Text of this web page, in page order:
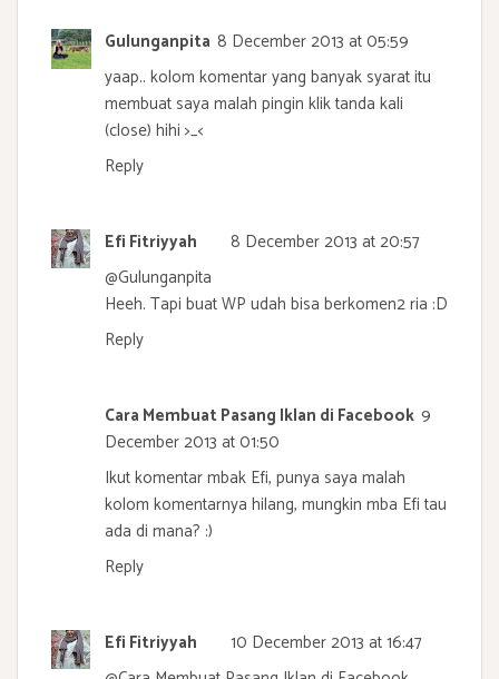
Gulunganpita 8 December 2013 at 05:59
yaap.. kolom komentar yang banyak syarat itu
membuat saya malah pingin klik tanda kali
(close) hihi >_<
Reply
Efi Fitriyyah
8 December 2013 at 20:57
@Gulunganpita
Heeh. Tapi buat WP udah bisa berkomen2 ria :D
Reply
Cara Membuat Pasang Iklan di Facebook 9
December 2013 at 01:50
Ikut komentar mbak Efi, punya saya malah
kolom komentarnya hilang, mungkin mba Efi tau
ada di mana? :)
Reply
Efi Fitriyyah
10 December 2013 at 16:47